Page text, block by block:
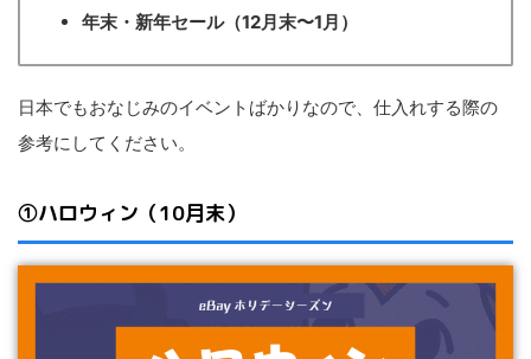
年末・新年セール（12月末〜1月）
日本でもおなじみのイベントばかりなので、仕入れする際の
参考にしてください。
①ハロウィン（10月末）